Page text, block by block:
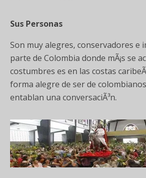
Sus Personas
Son muy alegres, conservadores e
parte de Colombia donde mÃ¡s se
costumbres es en las costas
forma alegre de ser de
entablan una conversaciÃ³n.